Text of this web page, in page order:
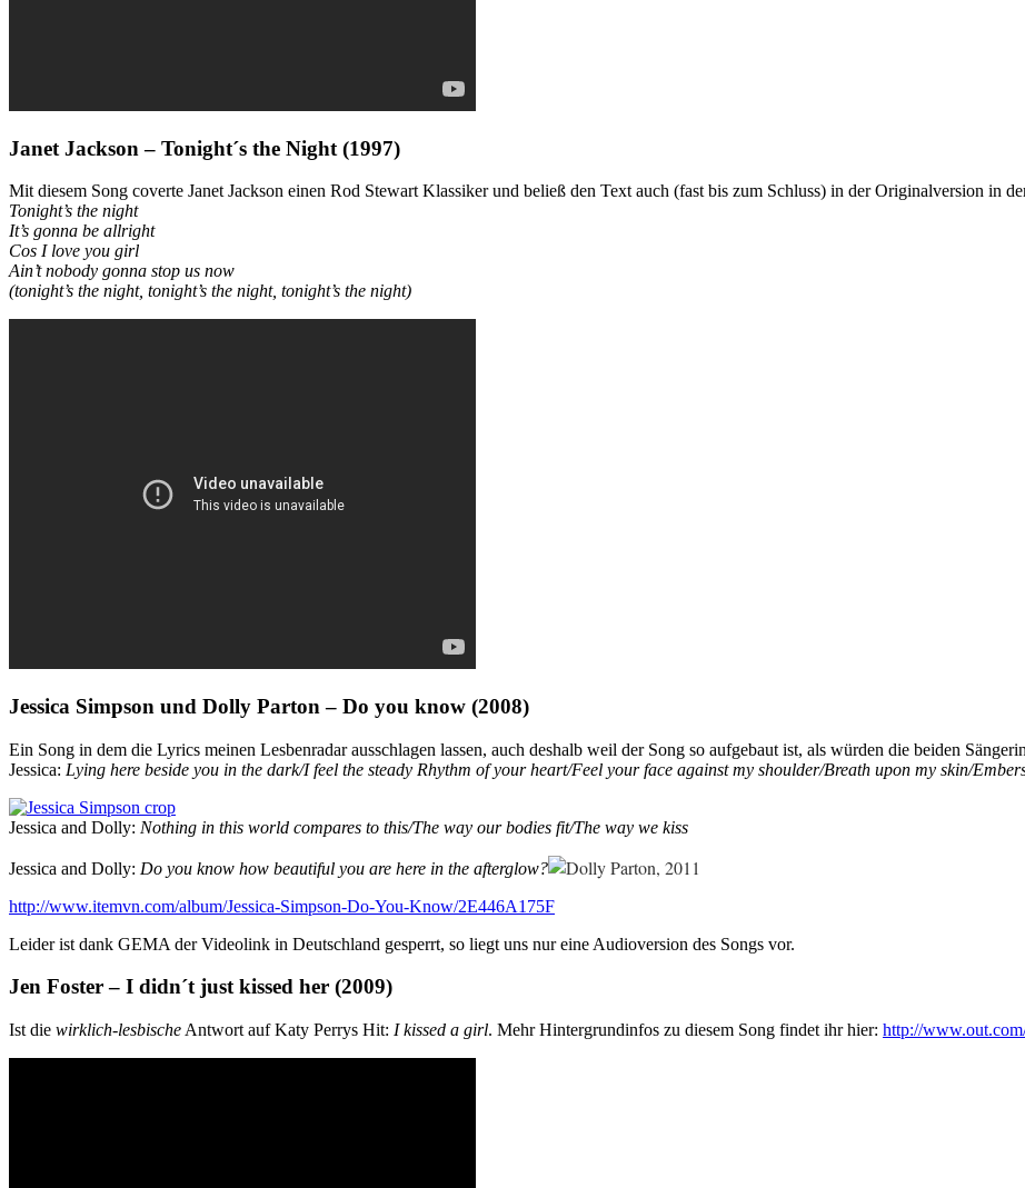
Janet Jackson – Tonight´s the Night (1997)
Mit diesem Song coverte Janet Jackson einen Rod Stewart Klassiker und beließ den Text auch (fast bis zum Schluss) in der Originalversion in
Tonight’s the night
It’s gonna be allright
Cos I love you girl
Ain’t nobody gonna stop us now
(tonight’s the night, tonight’s the night, tonight’s the night)
Jessica Simpson und Dolly Parton – Do you know (2008)
Ein Song in dem die Lyrics meinen Lesbenradar ausschlagen lassen, auch deshalb weil der Song so aufgebaut ist, als würden die beiden
Jessica: Lying here beside you in the dark/I feel the steady Rhythm of your heart/Feel your face against my shoulder/Breath upon my skin/
Jessica and Dolly: Nothing in this world compares to this/The way our bodies fit/The way we kiss
Jessica and Dolly: Do you know how beautiful you are here in the afterglow?
http://www.itemvn.com/album/Jessica-Simpson-Do-You-Know/2E446A175F
Leider ist dank GEMA der Videolink in Deutschland gesperrt, so liegt uns nur eine Audioversion des Songs vor.
Jen Foster – I didn´t just kissed her (2009)
Ist die wirklich-lesbische Antwort auf Katy Perrys Hit: I kissed a girl. Mehr Hintergrundinfos zu diesem Song findet ihr hier: http://